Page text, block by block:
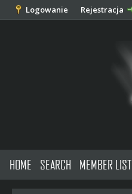
Logowanie Rejestracja
HOME SEARCH MEMBER LIST